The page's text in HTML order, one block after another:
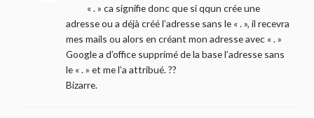
« . » ca signifie donc que si qqun crée une
adresse ou a déjà créé l’adresse sans le « . », il recevra
mes mails ou alors en créant mon adresse avec « . »
Google a d’office supprimé de la base l’adresse sans
le « . » et me l’a attribué. ??
Bizarre.